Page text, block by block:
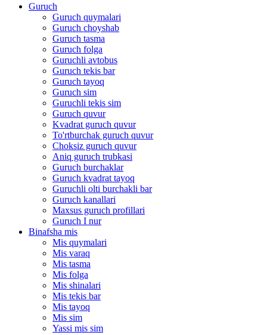
Guruch
Guruch quymalari
Guruch choyshab
Guruch tasma
Guruch folga
Guruchli avtobus
Guruch tekis bar
Guruch tayoq
Guruch sim
Guruchli tekis sim
Guruch quvur
Kvadrat guruch quvur
To'rtburchak guruch quvur
Choksiz guruch quvur
Aniq guruch trubkasi
Guruch burchaklar
Guruch kvadrat tayoq
Guruchli olti burchakli bar
Guruch kanallari
Maxsus guruch profillari
Guruch I nur
Binafsha mis
Mis quymalari
Mis varaq
Mis tasma
Mis folga
Mis shinalari
Mis tekis bar
Mis tayoq
Mis sim
Yassi mis sim